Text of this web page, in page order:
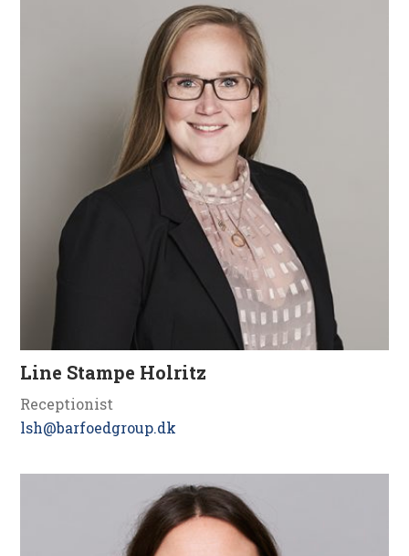
Line Stampe Holritz
Receptionist
lsh@barfoedgroup.dk